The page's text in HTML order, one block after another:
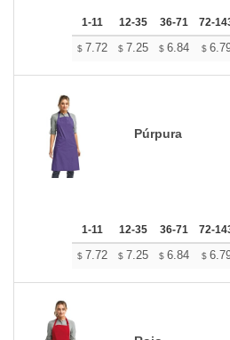
1-11 12-35 36-71 72-
$ 7.72 $ 7.25 $ 6.84 $
Púrpura
1-11 12-35 36-71 72-
$ 7.72 $ 7.25 $ 6.84 $